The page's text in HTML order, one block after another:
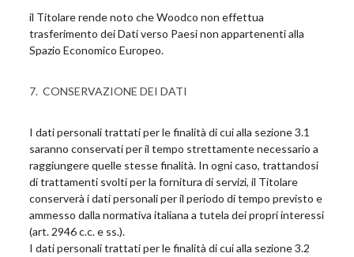
il Titolare rende noto che Woodco non effettua
trasferimento dei Dati verso Paesi non appartenenti alla
Spazio Economico Europeo.
7. CONSERVAZIONE DEI DATI
I dati personali trattati per le finalità di cui alla sezione 3.1
saranno conservati per il tempo strettamente necessario a
raggiungere quelle stesse finalità. In ogni caso, trattandosi
di trattamenti svolti per la fornitura di servizi, il Titolare
conserverà i dati personali per il periodo di tempo previsto e
ammesso dalla normativa italiana a tutela dei propri interessi
(art. 2946 c.c. e ss.).
I dati personali trattati per le finalità di cui alla sezione 3.2